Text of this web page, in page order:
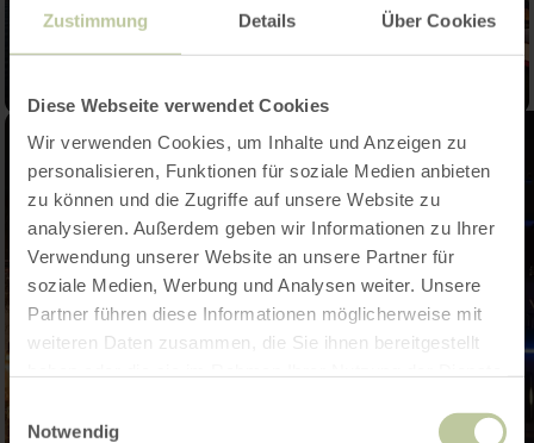
Zustimmung Details Über Cookies
Diese Webseite verwendet Cookies
Wir verwenden Cookies, um Inhalte und Anzeigen zu
personalisieren, Funktionen für soziale Medien anbieten
zu können und die Zugriffe auf unsere Website zu
analysieren. Außerdem geben wir Informationen zu Ihrer
Verwendung unserer Website an unsere Partner für
soziale Medien, Werbung und Analysen weiter. Unsere
Partner führen diese Informationen möglicherweise mit
weiteren Daten zusammen, die Sie ihnen bereitgestellt
Notwendig